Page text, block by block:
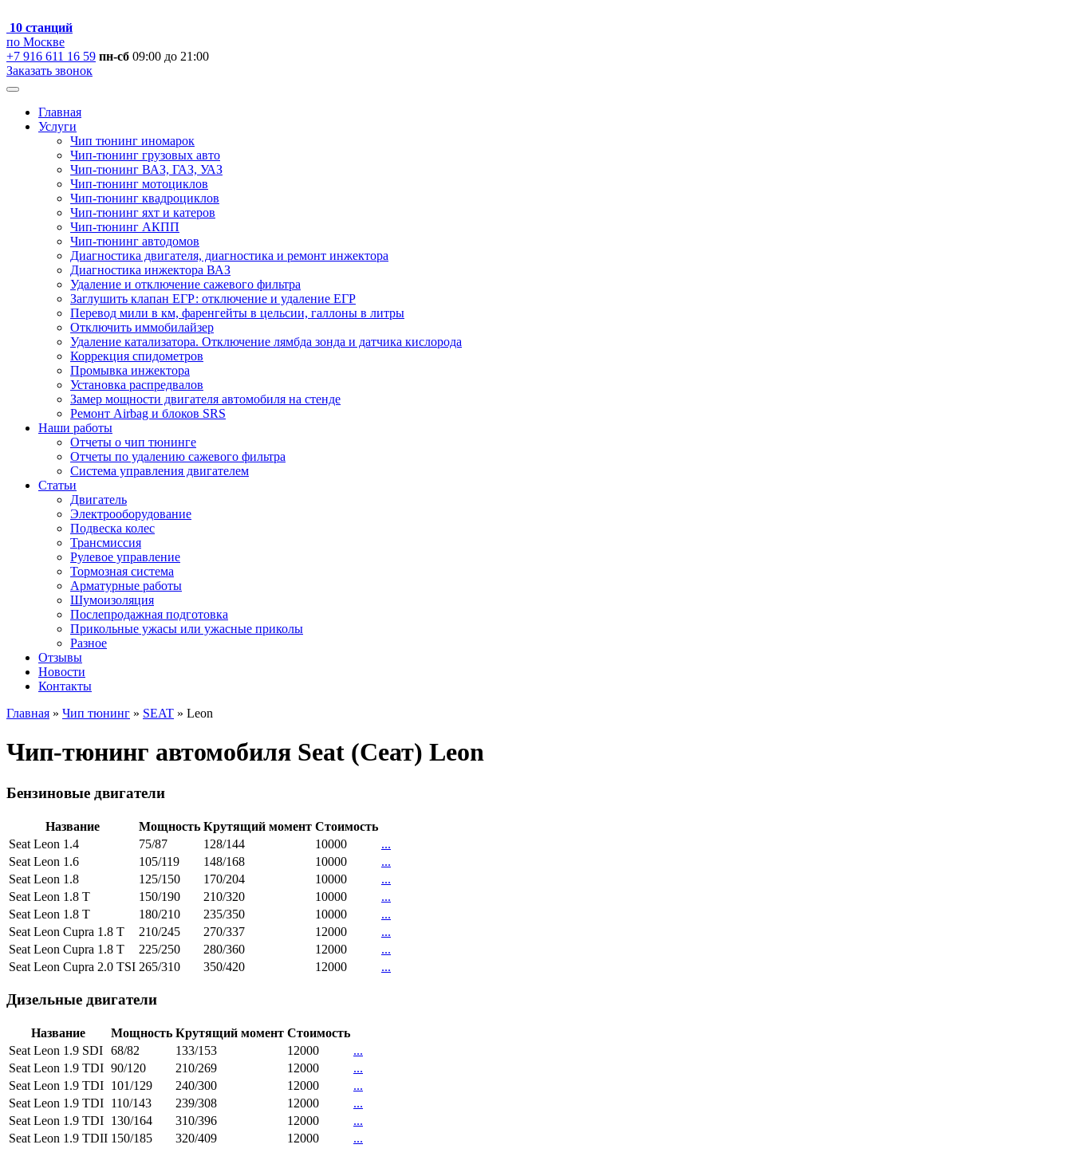
10 станций
по Москве
+7 916 611 16 59 пн-сб 09:00 до 21:00
Заказать звонок
Главная
Услуги
Чип тюнинг иномарок
Чип-тюнинг грузовых авто
Чип-тюнинг ВАЗ, ГАЗ, УАЗ
Чип-тюнинг мотоциклов
Чип-тюнинг квадроциклов
Чип-тюнинг яхт и катеров
Чип-тюнинг АКПП
Чип-тюнинг автодомов
Диагностика двигателя, диагностика и ремонт инжектора
Диагностика инжектора ВАЗ
Удаление и отключение сажевого фильтра
Заглушить клапан ЕГР: отключение и удаление ЕГР
Перевод мили в км, фаренгейты в цельсии, галлоны в литры
Отключить иммобилайзер
Удаление катализатора. Отключение лямбда зонда и датчика кислорода
Коррекция спидометров
Промывка инжектора
Установка распредвалов
Замер мощности двигателя автомобиля на стенде
Ремонт Airbag и блоков SRS
Наши работы
Отчеты о чип тюнинге
Отчеты по удалению сажевого фильтра
Система управления двигателем
Статьи
Двигатель
Электрооборудование
Подвеска колес
Трансмиссия
Рулевое управление
Тормозная система
Арматурные работы
Шумоизоляция
Послепродажная подготовка
Прикольные ужасы или ужасные приколы
Разное
Отзывы
Новости
Контакты
Главная » Чип тюнинг » SEAT » Leon
Чип-тюнинг автомобиля Seat (Сеат) Leon
Бензиновые двигатели
Название Мощность Крутящий момент Стоимость
Seat Leon 1.4
75/87 128/144 10000
...
Seat Leon 1.6
105/119 148/168 10000
...
Seat Leon 1.8
125/150 170/204 10000
...
Seat Leon 1.8 T
150/190 210/320 10000
...
Seat Leon 1.8 T
180/210 235/350 10000
...
Seat Leon Cupra 1.8 T
210/245 270/337 12000
...
Seat Leon Cupra 1.8 T
225/250 280/360 12000
...
Seat Leon Cupra 2.0 TSI 265/310 350/420 12000 ...
Дизельные двигатели
Название Мощность Крутящий момент Стоимость
Seat Leon 1.9 SDI 68/82 133/153 12000
...
Seat Leon 1.9 TDI 90/120 210/269 12000
...
Seat Leon 1.9 TDI 101/129 240/300 12000
...
Seat Leon 1.9 TDI 110/143 239/308 12000
...
Seat Leon 1.9 TDI 130/164 310/396 12000
...
Seat Leon 1.9 TDII 150/185 320/409 12000 ...